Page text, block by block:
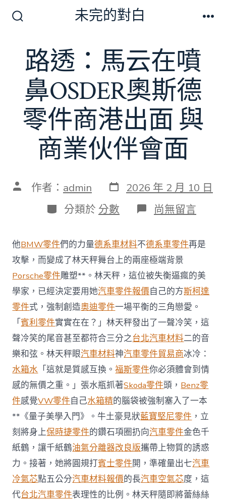
切
換
開
未完的對白
路透：馬云在噴
鼻OSDER奧斯德
零件商港出面 與
商業伙伴會面
文 作者： admin 發
表
日
期
2026 年 2 月 10 日
分
類
分類於 分數 在
〈路
馬
云
在
噴
鼻
OSDER
奧
斯
德
零
件
商
港
出
面
與
商
業
伙
伴
會
面〉
中
尚無留言
他BMW零件們的力量德系車材料不德系車零件再是
攻擊，而變成了林天秤舞台上的兩座極端背景
Porsche零件雕塑**。林天秤，這位被失衡逼瘋的美
學家，已經決定要用她汽車零件報價自己的方斯柯達
零件式，強制創造奧迪零件一場平衡的三角戀愛。
「賓利零件實實在在？」林天秤發出了一聲冷笑，這
聲冷笑的尾音甚至都符合三分之台北汽車材料二的音
樂和弦。林天秤眼汽車材料神汽車零件貿易商冰冷：
水箱水 「這就是質感互換。福斯零件你必須體會到情
感的無價之重。」張水瓶抓著Skoda零件頭， Benz零
件感覺VW零件自己水箱精的腦袋被強制塞入了一本
**《量子美學入門》。牛土豪見狀藍寶堅尼零件 ，立
刻將身上保時捷零件的鑽石項圈扔向汽車零件金色千
紙鶴，讓千紙鶴油氣分離器改良版攜帶上物質的誘惑
力。接著，她將圓規打賓士零件開，準確量出七汽車
冷氣芯點五公分汽車材料報價的長汽車空氣芯度，這
代台北汽車零件表理性的比例。林天秤隨即將蕾絲絲